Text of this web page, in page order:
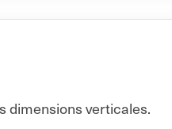
dimensions verticales.